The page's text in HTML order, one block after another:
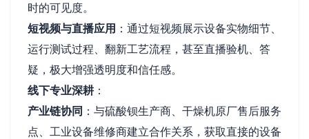
时的可见度。
短视频与直播应用 ：通过短视频展示设备实物细节、
运行测试过程、翻新工艺流程，甚至直播验机、答
疑，极大增强透明度和信任感。
线下专业深耕：
产业链协同 ：与硫酸钡生产商、干燥机原厂售后服务
点、工业设备维修商建立合作关系，获取直接的设备